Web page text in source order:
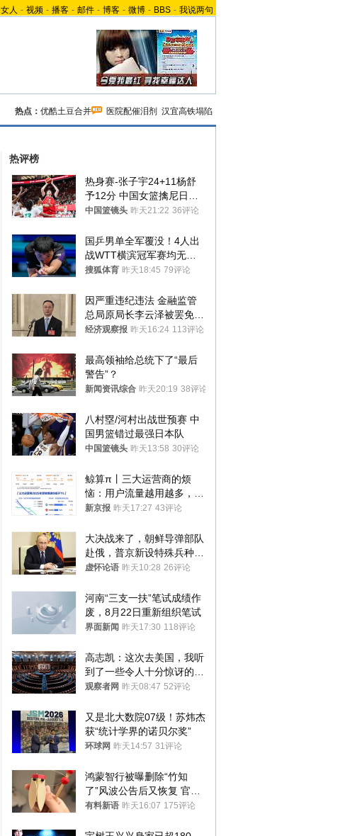
女人 - 视频 - 播客 - 邮件 - 博客 - 微博 - BBS - 我说两句
热点： 优酷土豆合并 医院配催泪剂 汉宜高铁塌陷
热评榜
热身赛-张子宇24+11杨舒
予12分 中国女篮擒尼日利
亚
中国篮镜头 昨天21:22 36评论
国乒男单全军覆没！4人出
战WTT横滨冠军赛均无缘
八强
搜狐体育 昨天18:45 79评论
因严重违纪违法 金融监管
总局原局长李云泽被罢免全
国人大代表
经济观察报 昨天16:24 113评论
最高领袖给总统下了“最后
警告”？
新闻资讯综合 昨天20:19 38评论
八村塁/河村出战世预赛 中
国男篮错过最强日本队
中国篮镜头 昨天13:58 30评论
鲸算π丨三大运营商的烦
恼：用户流量越用越多，收
入却越来越少
新京报 昨天17:27 43评论
大决战来了，朝鲜导弹部队
赴俄，普京新设特殊兵种，
76岁老将扛旗
虚怀论语 昨天10:28 26评论
河南“三支一扶”笔试成绩作
废，8月22日重新组织笔试
界面新闻 昨天17:30 118评论
高志凯：这次去美国，我听
到了一些令人十分惊讶的消
息
观察者网 昨天08:47 52评论
又是北大数院07级！苏炜杰
获“统计学界的诺贝尔奖”
环球网 昨天14:57 31评论
鸿蒙智行被曝删除“竹知
了”风波公告后又恢复 官媒
曾力挺：劝华为要大度的，
有料新语 昨天16:07 175评论